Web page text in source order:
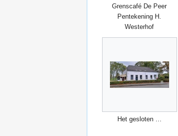
Grenscafé De Peer
Pentekening H.
Westerhof
Het gesloten …